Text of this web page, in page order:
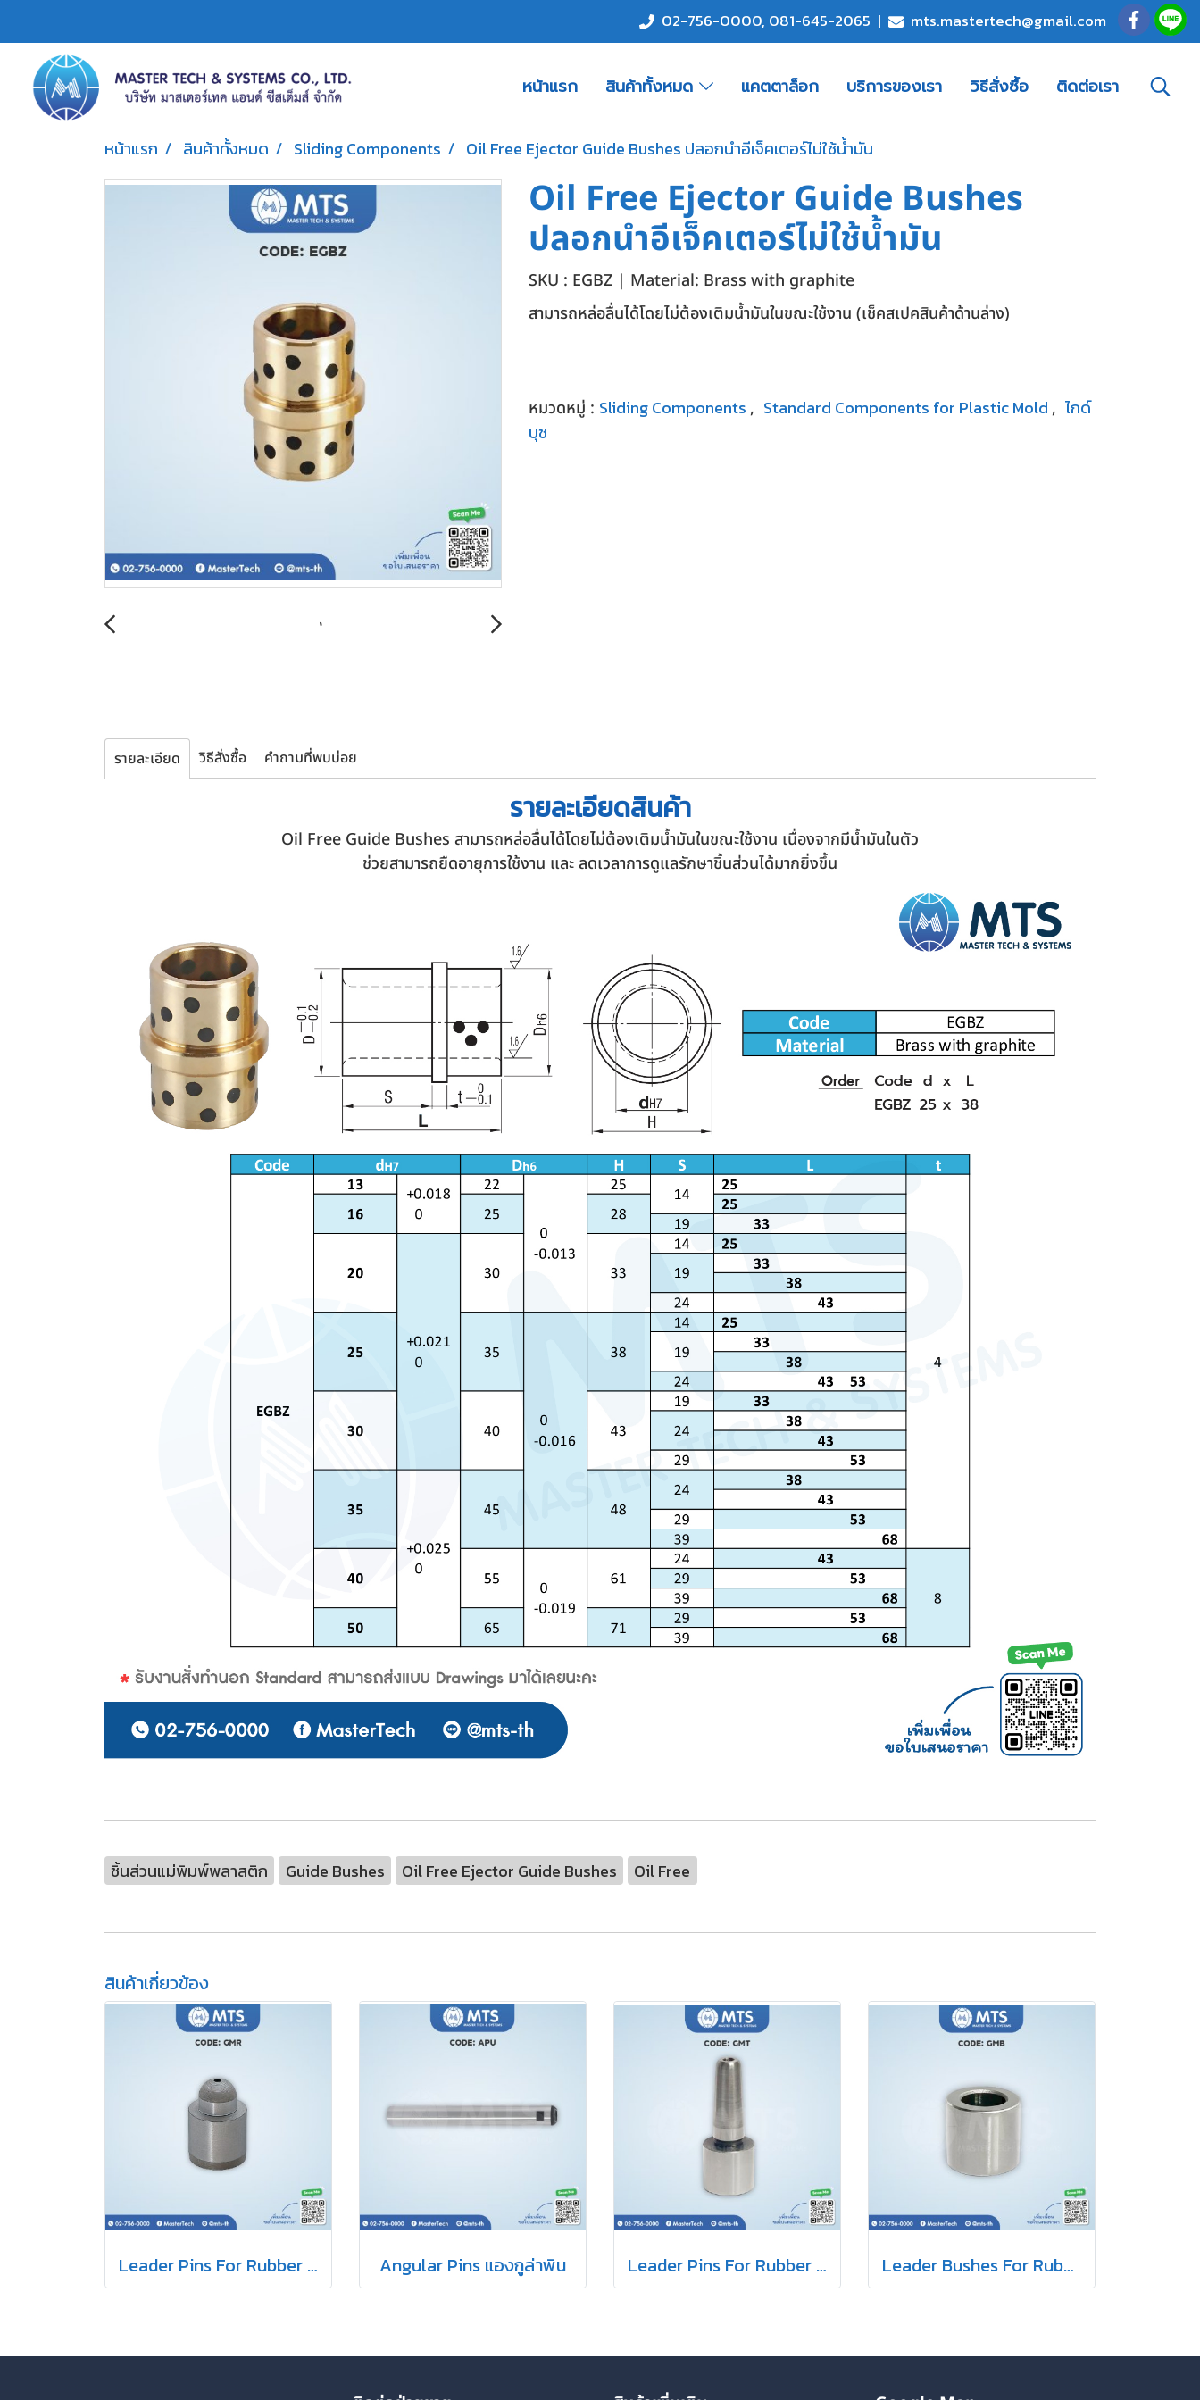
02-756-0000, 081-645-2065 | mts.mastertech@gmail.com
หน้าแรก สินค้าทั้งหมด แคตตาล็อก บริการของเรา วิธีสั่งซื้อ ติดต่อเรา
หน้าแรก สินค้าทั้งหมด Sliding Components Oil Free Ejector Guide Bushes ปลอกนำอีเจ็คเตอร์ไม่ใช้น้ำมัน
Oil Free Ejector Guide Bushes
ปลอกนำอีเจ็คเตอร์ไม่ใช้น้ำมัน
SKU : EGBZ | Material: Brass with graphite
สามารถหล่อลื่นได้โดยไม่ต้องเติมน้ำมันในขณะใช้งาน (เช็คสเปคสินค้าด้านล่าง)
หมวดหมู่ : Sliding Components, Standard Components for Plastic Mold, ไกด์
บุช
รายละเอียด วิธีสั่งซื้อ คำถามที่พบบ่อย
รายละเอียดสินค้า
Oil Free Guide Bushes สามารถหล่อลื่นได้โดยไม่ต้องเติมน้ำมันในขณะใช้งาน เนื่องจากมีน้ำมันในตัว
ช่วยสามารถยืดอายุการใช้งาน และ ลดเวลาการดูแลรักษาชิ้นส่วนได้มากยิ่งขึ้น
ชิ้นส่วนแม่พิมพ์พลาสติก Guide Bushes Oil Free Ejector Guide Bushes Oil Free
สินค้าเกี่ยวข้อง
Leader Pins For Rubber Mold สลักนำแม่พิมพ์ยาง Angular Pins แองกูล่าพิน Leader Pins For Rubber Mold สลักนำแม่พิมพ์ยาง Leader Bushes For Rubber Mold ปลอกนำแม่พิมพ์ยาง